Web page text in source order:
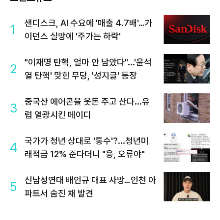
1
샌디스크, AI 수요에 '매출 4.7배'…가
이던스 실망에 '주가는 하락'
2
"이재명 탄핵, 얼마 안 남았다"...'윤석
열 탄핵' 맞힌 무당, '성지글' 등장
3
중국산 에어콘을 웃돈 주고 산다...유
럽 열광시킨 메이디
4
국가가 청년 상대로 '통수'?...청년미
래적금 12% 준다더니 "응, 오류야"
5
신남성연대 배인규 대표 사망…인천 아
파트서 숨진 채 발견